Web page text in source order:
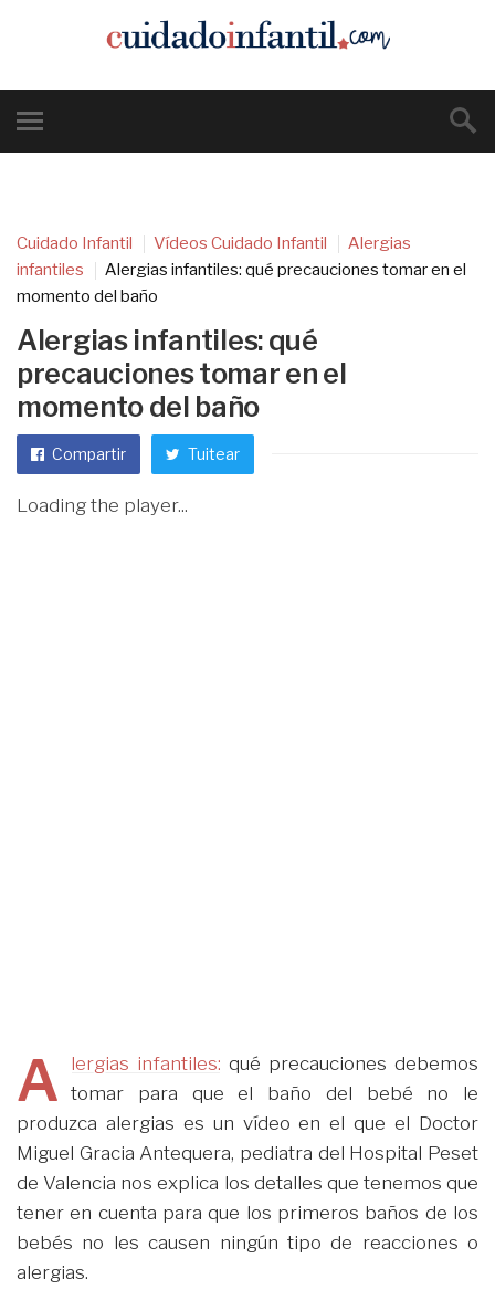
Cuidado Infantil Vídeos Cuidado Infantil
Alergias
infantiles
Alergias infantiles: qué precauciones tomar en el
momento del baño
Alergias infantiles: qué
precauciones tomar en el
momento del baño
Compartir Tuitear
Loading the player...
A lergias infantiles: qué precauciones debemos
tomar para que el baño del bebé no le
produzca alergias es un vídeo en el que el Doctor
Miguel Gracia Antequera, pediatra del Hospital Peset
de Valencia nos explica los detalles que tenemos que
tener en cuenta para que los primeros baños de los
bebés no les causen ningún tipo de reacciones o
alergias.